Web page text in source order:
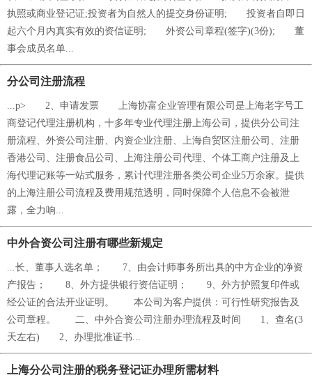
执照或商业登记证;投资者为自然人的提交身份证明; 投资者自即日
起六个月内真实有效的资信证明; 外资公司章程(签字)(3份); 董
事会成员名单...
分公司注册流程
...p> 2、申请发票 上海协富企业管理有限公司是上海老字号工
商登记代理注册机构，十多年专业代理注册上海公司，提供分公司注
册流程、外资公司注册、内资企业注册、上海自贸区注册公司、注册
香港公司、注册食品公司、上海注册公司代理、个体工商户注册及上
海代理记账等一站式服务，累计代理注册各类公司企业5万余家。提供
的上海注册公司流程及费用规范透明，同时保障个人信息不会被泄
露，全力响...
中外合资公司注册有哪些新规定
...长、董事人选名单； 7、由会计师事务所出具的中方企业的净资
产报告； 8、外方提供银行资信证明； 9、外方护照复印件或
经公证的合法开业证明。 本公司为客户提供：可行性研究报告及
公司章程。 二、中外合资公司注册办理流程及时间 1、查名(3
天左右) 2、办理批准证书...
上海分公司注册的税务登记证办理所需材料